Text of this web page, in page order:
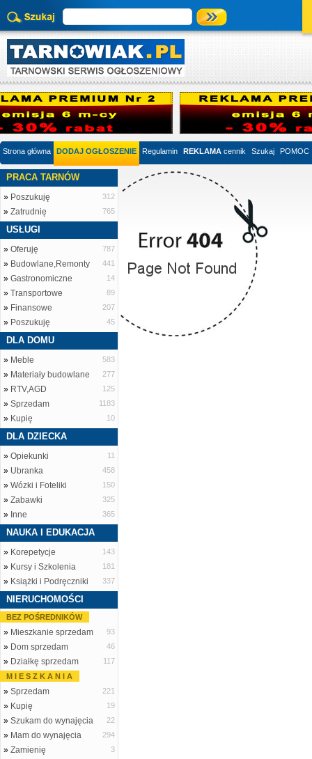
Strona główna DODAJ OGŁOSZENIE Regulamin REKLAMA cennik Szukaj POMOC
PRACA TARNÓW
» Poszukuję 312
» Zatrudnię 765
USŁUGI
» Oferuję 787
» Budowlane,Remonty 441
» Gastronomiczne 14
» Transportowe 89
» Finansowe 207
» Poszukuję 45
DLA DOMU
» Meble 583
» Materiały budowlane 277
» RTV,AGD 125
» Sprzedam 1183
» Kupię 10
DLA DZIECKA
» Opiekunki 11
» Ubranka 458
» Wózki i Foteliki 150
» Zabawki 325
» Inne 365
NAUKA I EDUKACJA
» Korepetycje 143
» Kursy i Szkolenia 181
» Książki i Podręczniki 337
NIERUCHOMOŚCI
BEZ POŚREDNIKÓW
» Mieszkanie sprzedam 93
» Dom sprzedam 46
» Działkę sprzedam
117
M I E S Z K A N I A
» Sprzedam 221
» Kupię 19
» Szukam do wynajęcia 22
» Mam do wynajęcia 294
» Zamienię 3